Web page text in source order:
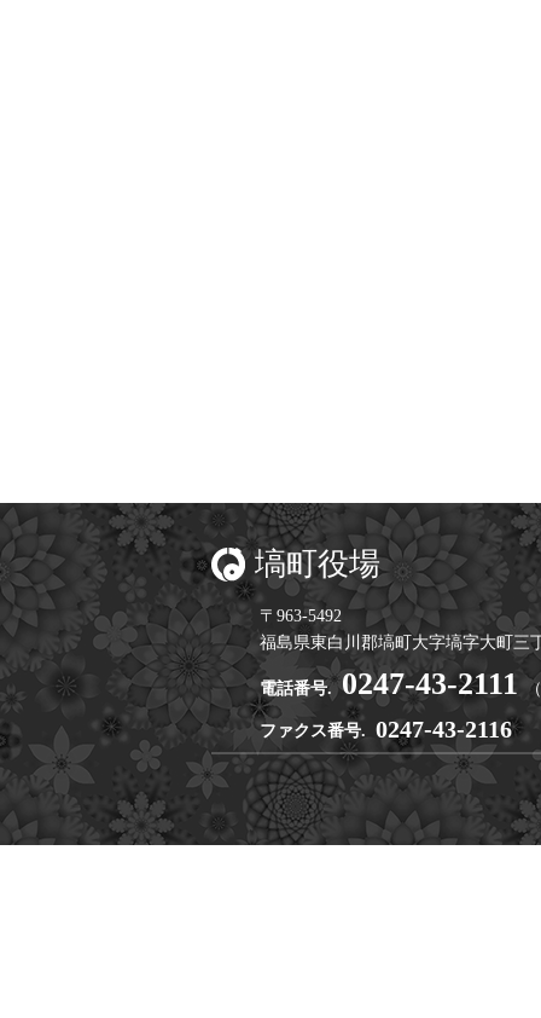
塙町役場
〒963-5492
福島県東白川郡塙町大字塙字大町三
電話番号. 0247-43-2111
ファクス番号. 0247-43-2116